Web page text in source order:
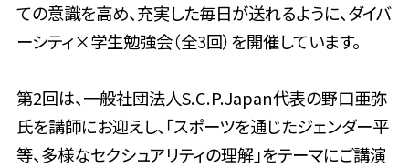
ての意識を高め、充実した毎日が送れるように、ダイバ
ーシティ×学生勉強会（全3回）を開催しています。
第2回は、一般社団法人S.C.P.Japan代表の野口亜弥
氏を講師にお迎えし、「スポーツを通じたジェンダー平
等、多様なセクシュアリティの理解」をテーマにご講演